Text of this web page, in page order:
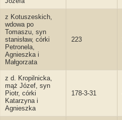
z Kotuszeskich,
wdowa po
Tomaszu, syn
stanisław, córki
Petronela,
Agnieszka i
Małgorzata
223
z d. Kropilnicka,
mąż Józef, syn
Piotr, córki
Katarzyna i
Agnieszka
178-3-31